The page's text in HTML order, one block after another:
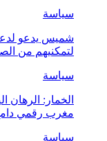
سياسة
شميس يدعو لدعم
لتمكنيهم من
سياسة
الخمار:
مغرب رقمي
سياسة